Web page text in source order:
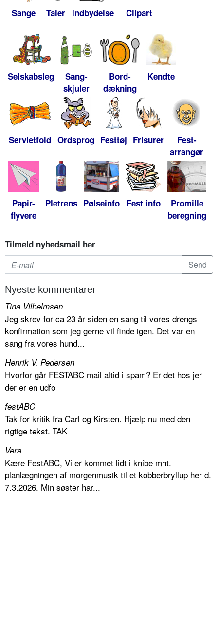
Sange Taler Indbydelse Clipart
Selskabsleg
Sang-
skjuler
Bord-
dækning
Kendte
Servietfold Ordsprog Festtøj Frisurer
Fest-
arrangør
Papir-
flyvere
Pletrens Pølseinfo Fest info
Promille
beregning
Tilmeld nyhedsmail her
Nyeste kommentarer
Tina Vilhelmsen
Jeg skrev for ca 23 år siden en sang til vores drengs
konfirmation som jeg gerne vil finde igen. Det var en
sang fra vores hund...
Henrik V. Pedersen
Hvorfor går FESTABC mail altid i spam? Er det hos jer
der er en udfo
festABC
Tak for kritik fra Carl og Kirsten. Hjælp nu med den
rigtige tekst. TAK
Vera
Kære FestABC, Vi er kommet lidt i knibe mht.
planlægningen af morgenmusik til et kobberbryllup her d.
7.3.2026. Min søster har...